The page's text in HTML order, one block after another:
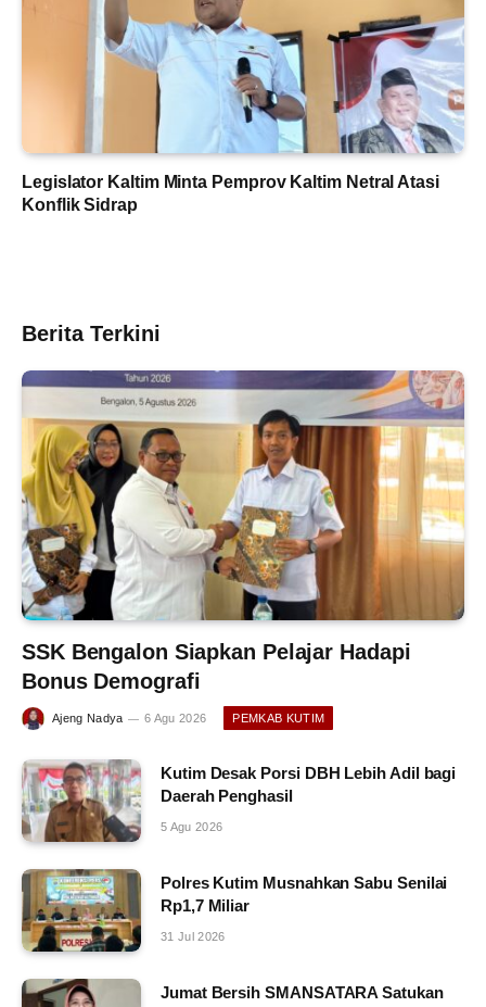
Legislator Kaltim Minta Pemprov Kaltim Netral Atasi
Konflik Sidrap
Berita Terkini
SSK Bengalon Siapkan Pelajar Hadapi
Bonus Demografi
Ajeng Nadya 6 Agu 2026 PEMKAB KUTIM
Kutim Desak Porsi DBH Lebih Adil bagi
Daerah Penghasil
5 Agu 2026
Polres Kutim Musnahkan Sabu Senilai
Rp1,7 Miliar
31 Jul 2026
Jumat Bersih SMANSATARA Satukan